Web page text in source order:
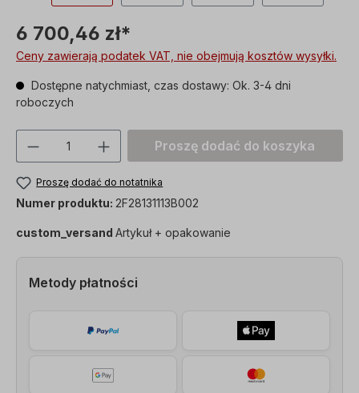
6 700,46 zł*
Ceny zawierają podatek VAT, nie obejmują kosztów wysyłki.
Dostępne natychmiast, czas dostawy: Ok. 3-4 dni
roboczych
Ilość produktu: Proszę wprowadzić
Proszę dodać do koszyka
Proszę dodać do notatnika
Numer produktu: 2F28131113B002
custom_versand Artykuł + opakowanie
Metody płatności